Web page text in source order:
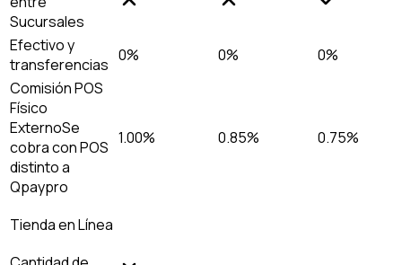
Sucursales
Efectivo y
transferencias 0% 0%
0%
Comisión POS
Físico
ExternoSe
cobra con POS
distinto a
Qpaypro
1.00% 0.85% 0.75%
Tienda en Línea